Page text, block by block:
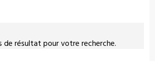
de résultat pour votre recherche.